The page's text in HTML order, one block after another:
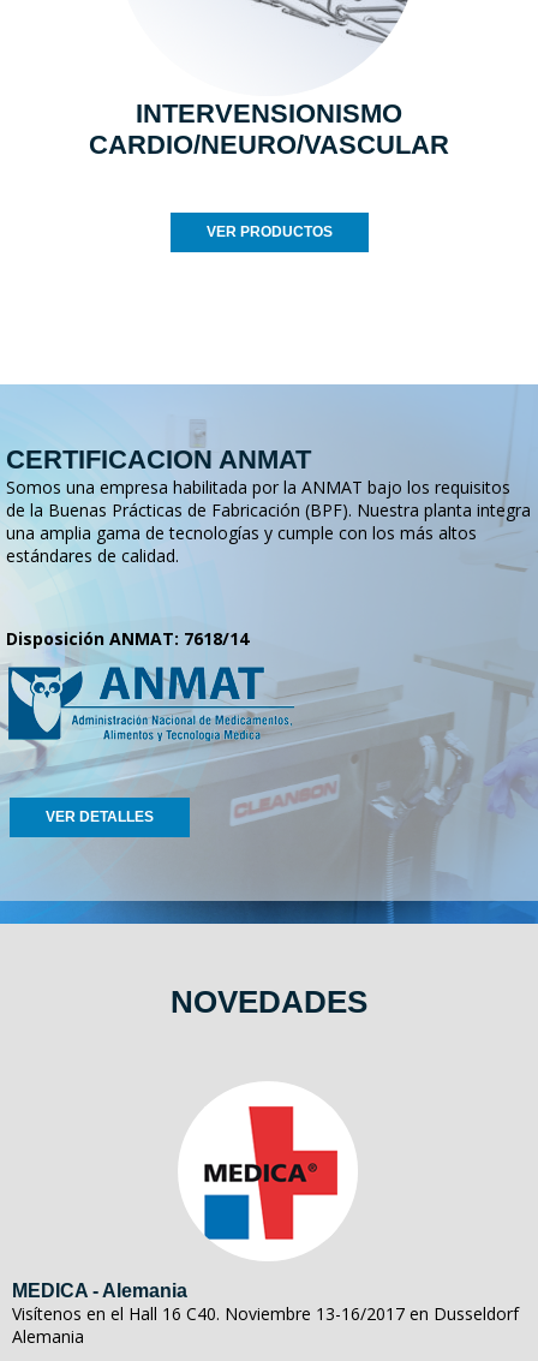
INTERVENSIONISMO
CARDIO/NEURO/VASCULAR
VER PRODUCTOS
CERTIFICACION ANMAT
Somos una empresa habilitada por la ANMAT bajo los requisitos
de la Buenas Prácticas de Fabricación (BPF). Nuestra planta integra
una amplia gama de tecnologías y cumple con los más altos
estándares de calidad.
Disposición ANMAT: 7618/14
VER DETALLES
NOVEDADES
MEDICA - Alemania
Visítenos en el Hall 16 C40. Noviembre 13-16/2017 en Dusseldorf
Alemania